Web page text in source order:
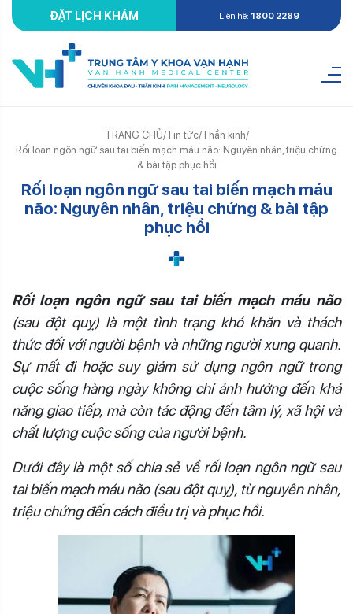
ĐẶT LỊCH KHÁM Liên hệ: 1800 2289
TRANG CHỦ/Tin tức/Thần kinh/
Rối loạn ngôn ngữ sau tai biến mạch máu não: Nguyên nhân, triệu chứng
& bài tập phục hồi
Rối loạn ngôn ngữ sau tai biến mạch máu
não: Nguyên nhân, triệu chứng & bài tập
phục hồi
Rối loạn ngôn ngữ sau tai biến mạch máu não
(sau đột quỵ) là một tình trạng khó khăn và thách
thức đối với người bệnh và những người xung quanh.
Sự mất đi hoặc suy giảm sử dụng ngôn ngữ trong
cuộc sống hàng ngày không chỉ ảnh hưởng đến khả
năng giao tiếp, mà còn tác động đến tâm lý, xã hội và
chất lượng cuộc sống của người bệnh.
Dưới đây là một số chia sẻ về rối loạn ngôn ngữ sau
tai biến mạch máu não (sau đột quỵ), từ nguyên nhân,
triệu chứng đến cách điều trị và phục hồi.